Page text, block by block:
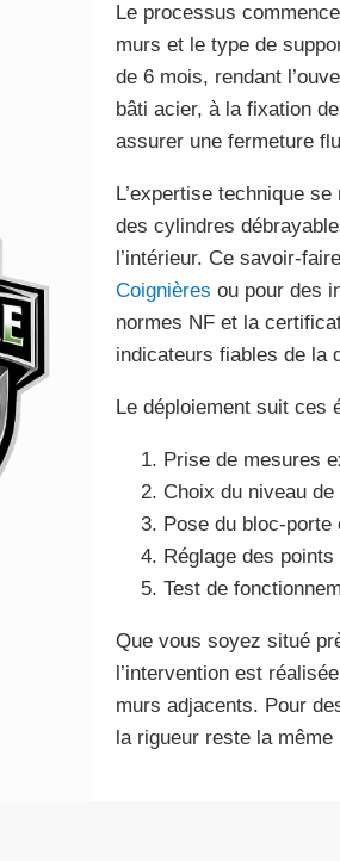
Le processus
murs et le type de
de 6 mois, rendant
bâti acier, à la fixation
assurer une fermeture
L’expertise technique
des cylindres
l’intérieur. Ce savoir-
Coignières ou pour des
normes NF et la
indicateurs fiables de la
Le déploiement suit ces
Prise de mesures
Choix du niveau
Pose du bloc-
Réglage des
Test de
Que vous soyez situé
l’intervention est
murs adjacents. Pour
la rigueur reste la